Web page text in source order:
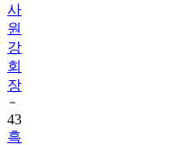
사
원
강
회
장
43
흑